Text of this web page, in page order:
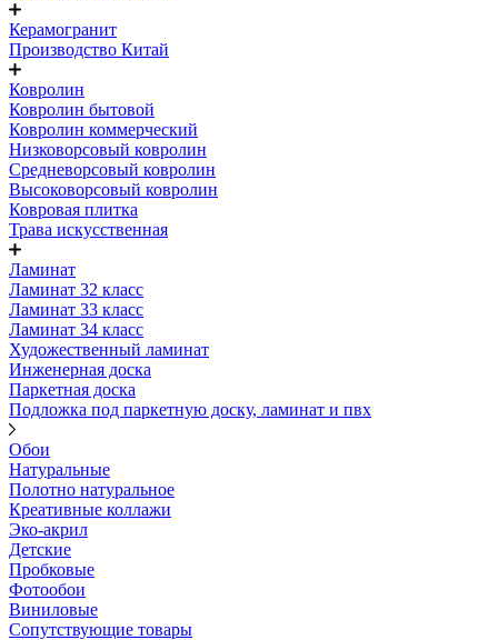
Керамогранит
Производство Китай
Ковролин
Ковролин бытовой
Ковролин коммерческий
Низковорсовый ковролин
Средневорсовый ковролин
Высоковорсовый ковролин
Ковровая плитка
Трава искусственная
Ламинат
Ламинат 32 класс
Ламинат 33 класс
Ламинат 34 класс
Художественный ламинат
Инженерная доска
Паркетная доска
Подложка под паркетную доску, ламинат и пвх
Обои
Натуральные
Полотно натуральное
Креативные коллажи
Эко-акрил
Детские
Пробковые
Фотообои
Виниловые
Сопутствующие товары